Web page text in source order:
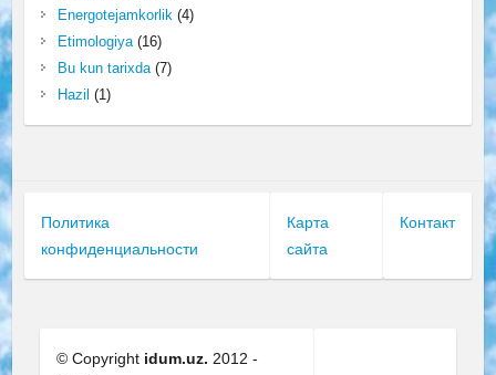
Energotejamkorlik(4)
Etimologiya(16)
Bu kun tarixda(7)
Hazil (1)
Политика
конфиденциальности
Карта
сайта
Контакт
© Copyright idum.uz. 2012 -